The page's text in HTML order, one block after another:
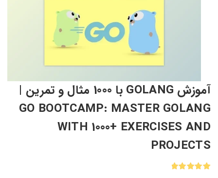
آموزش GOLANG با 1000 مثال و تمرین |
GO BOOTCAMP: MASTER GOLANG
WITH 1000+ EXERCISES AND
PROJECTS